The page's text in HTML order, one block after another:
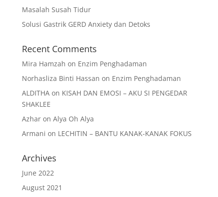
Masalah Susah Tidur
Solusi Gastrik GERD Anxiety dan Detoks
Recent Comments
Mira Hamzah on Enzim Penghadaman
Norhasliza Binti Hassan on Enzim Penghadaman
ALDITHAon KISAH DAN EMOSI – AKU SI PENGEDAR
SHAKLEE
Azharon Alya Oh Alya
Armani on LECHITIN – BANTU KANAK-KANAK FOKUS
Archives
June 2022
August 2021